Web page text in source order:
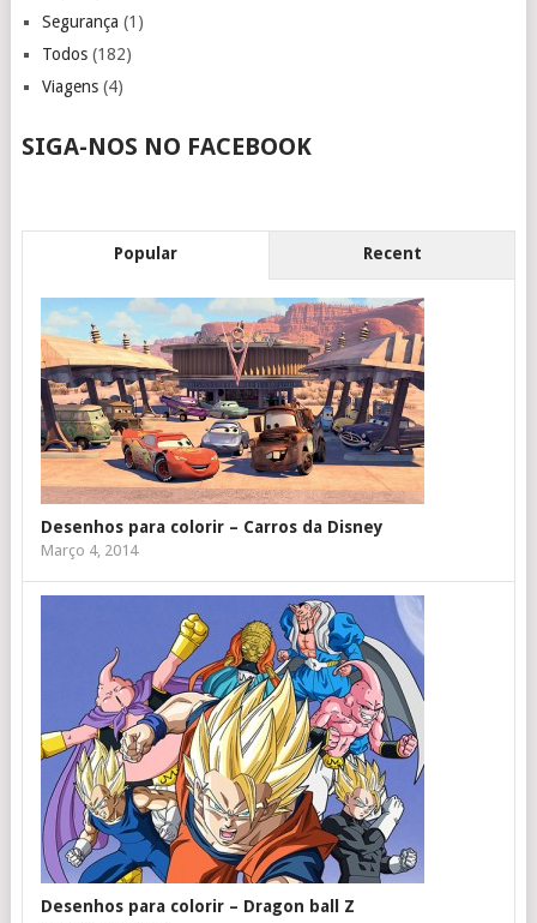
Segurança (1)
Todos(182)
Viagens(4)
SIGA-NOS NO FACEBOOK
Popular Recent
Desenhos para colorir – Carros da Disney
Março 4, 2014
Desenhos para colorir – Dragon ball Z